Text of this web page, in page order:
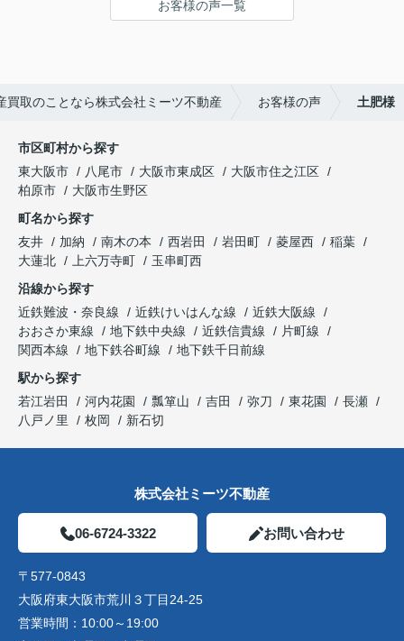
お客様の声一覧
買取のことなら株式会社ミーツ不動産 お客様の声 土肥様
市区町村から探す
東大阪市
八尾市 大阪市東成区
大阪市住之江区
柏原市
大阪市生野区
町名から探す
友井
加納 南木の本 西岩田 岩田町 菱屋西
稲葉
大蓮北
上六万寺町
玉串町西
沿線から探す
近鉄難波・奈良線
近鉄けいはんな線
近鉄大阪線
おおさか東線
地下鉄中央線 近鉄信貴線
片町線
関西本線
地下鉄谷町線
地下鉄千日前線
駅から探す
若江岩田
河内花園 瓢箪山 吉田 弥刀 東花園
長瀬
八戸ノ里
枚岡 新石切
株式会社ミーツ不動産
06-6724-3322 お問い合わせ
〒577-0843
大阪府東大阪市荒川３丁目24-25
営業時間： 10:00～19:00